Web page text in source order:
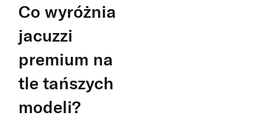
Co wyróżnia
jacuzzi
premium na
tle tańszych
modeli?